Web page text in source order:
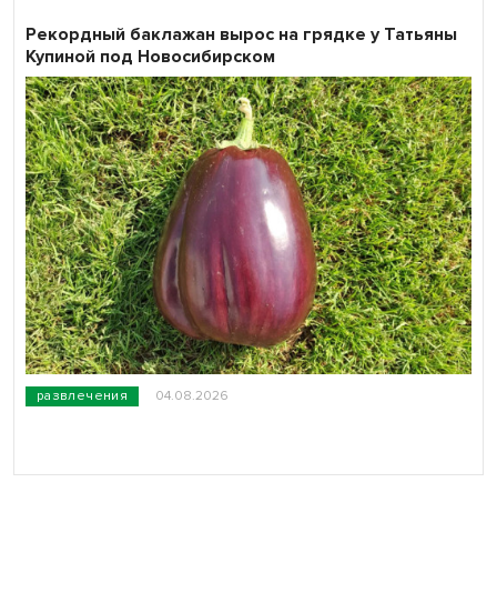
развлечения 04.08.2026
Рекордный баклажан вырос на грядке у Татьяны
Купиной под Новосибирском